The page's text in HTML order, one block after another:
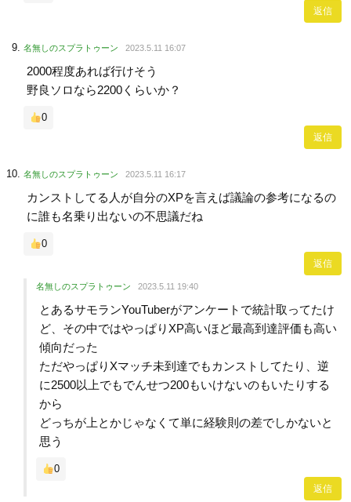
返信
名無しのスプラトゥーン 2023.5.11 16:07
2000程度あれば行けそう
野良ソロなら2200くらいか？
0
返信
名無しのスプラトゥーン 2023.5.11 16:17
カンストしてる人が自分のXPを言えば議論の参考になるの
に誰も名乗り出ないの不思議だね
0
返信
名無しのスプラトゥーン 2023.5.11 19:40
とあるサモランYouTuberがアンケートで統計取ってたけ
ど、その中ではやっぱりXP高いほど最高到達評価も高い
傾向だった
ただやっぱりXマッチ未到達でもカンストしてたり、逆
に2500以上でもでんせつ200もいけないのもいたりする
から
どっちが上とかじゃなくて単に経験則の差でしかないと
思う
0
返信